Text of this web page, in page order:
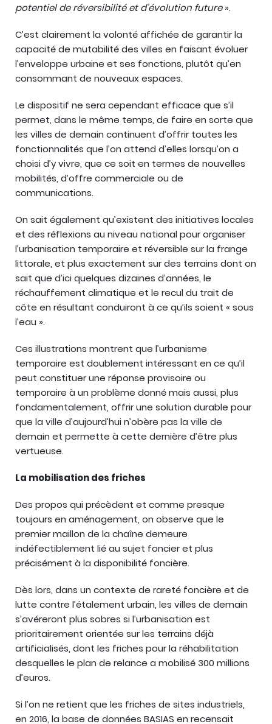
potentiel de réversibilité et d’évolution future».
C’est clairement la volonté affichée de garantir la
capacité de mutabilité des villes en faisant évoluer
l’enveloppe urbaine et ses fonctions, plutôt qu’en
consommant de nouveaux espaces.
Le dispositif ne sera cependant efficace que s’il
permet, dans le même temps, de faire en sorte que
les villes de demain continuent d’offrir toutes les
fonctionnalités que l’on attend d’elles lorsqu’on a
choisi d’y vivre, que ce soit en termes de nouvelles
mobilités, d’offre commerciale ou de
communications.
On sait également qu’existent des initiatives locales
et des réflexions au niveau national pour organiser
l’urbanisation temporaire et réversible sur la frange
littorale, et plus exactement sur des terrains dont on
sait que d’ici quelques dizaines d’années, le
réchauffement climatique et le recul du trait de
côte en résultant conduiront à ce qu’ils soient « sous
l’eau ».
Ces illustrations montrent que l’urbanisme
temporaire est doublement intéressant en ce qu’il
peut constituer une réponse provisoire ou
temporaire à un problème donné mais aussi, plus
fondamentalement, offrir une solution durable pour
que la ville d’aujourd’hui n’obère pas la ville de
demain et permette à cette dernière d’être plus
vertueuse.
La mobilisation des friches
Des propos qui précèdent et comme presque
toujours en aménagement, on observe que le
premier maillon de la chaîne demeure
indéfectiblement lié au sujet foncier et plus
précisément à la disponibilité foncière.
Dès lors, dans un contexte de rareté foncière et de
lutte contre l’étalement urbain, les villes de demain
s’avéreront plus sobres si l’urbanisation est
prioritairement orientée sur les terrains déjà
artificialisés, dont les friches pour la réhabilitation
desquelles le plan de relance a mobilisé 300 millions
d’euros.
Si l’on ne retient que les friches de sites industriels,
en 2016, la base de données BASIAS en recensait